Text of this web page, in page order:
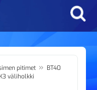
pitimet » BT40
väliholkki